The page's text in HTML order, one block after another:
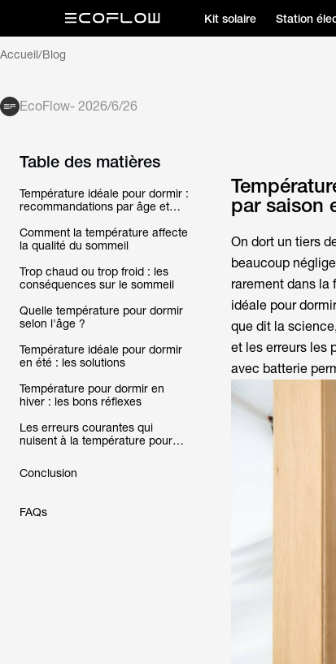
Kit solaire Station
Accueil/Blog
EcoFlow- 2026/6/26
Table des matières
Température idéale pour dormir :
recommandations par âge et
Comment la température affecte
la qualité du sommeil
Trop chaud ou trop froid : les
conséquences sur le sommeil
Quelle température pour dormir
selon l'âge ?
Température idéale pour dormir
en été : les solutions
Température pour dormir en
hiver : les bons réflexes
Les erreurs courantes qui
nuisent à la température pour
Conclusion
FAQs
par saison
On dort un tiers
beaucoup
rarement dans la
idéale pour dormir
que dit la
et les erreurs les
avec batterie